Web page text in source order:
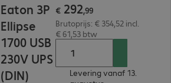
Eaton 3P
Ellipse
1700 USB
230V UPS
(DIN)
€ 292,99
Brutoprijs: € 354,52 incl.
€ 61,53 btw
Levering vanaf 13.